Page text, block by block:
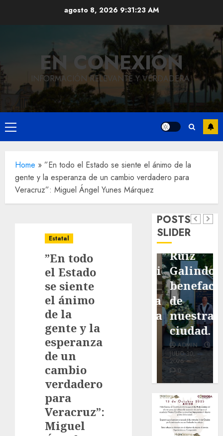
agosto 8, 2026 9:31:24 AM
EN CONEXIÓN
INFORMACIÓN RELEVANTE Y VERDADERA.
Menú
principal
Home » ”En todo el Estado se siente el ánimo de la
gente y la esperanza de un cambio verdadero para
Veracruz”: Miguel Ángel Yunes Márquez
Estatal
”En todo
el Estado
se siente
el ánimo
de la
gente y la
esperanza
de un
cambio
verdadero
para
Veracruz”:
Miguel
POSTS
SLIDER
Local
pavimentación
de San
Marcial
será
mejorada.
Interviene
CASF
ADMIN
JULIO 27,
2026
0
Local
Reviven
la
exposición
Minerva
Hoy
el 129
natalicio
de Don
Antonio
Ruiz
Galindo,
de
nuestra
ciudad.
ADMIN
JULIO 30,
2026
0